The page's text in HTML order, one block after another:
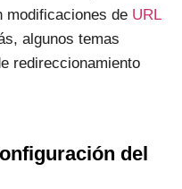
modificaciones de URL
algunos temas
redireccionamiento
del